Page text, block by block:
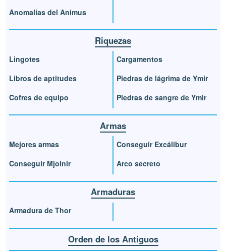
Anomalías del Animus
Riquezas
Lingotes
Libros de aptitudes
Cofres de equipo
Cargamentos
Piedras de lágrima de Ymir
Piedras de sangre de Ymir
Armas
Mejores armas
Conseguir Mjolnir
Conseguir Excálibur
Arco secreto
Armaduras
Armadura de Thor
Orden de los Antiguos